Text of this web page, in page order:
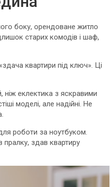
боку, орендоване житло
старих комодів і шаф,
квартири під ключ». Ці
ніж еклектика з яскравими
моделі, але надійні. Не
роботи за ноутбуком.
пралку, здав квартиру